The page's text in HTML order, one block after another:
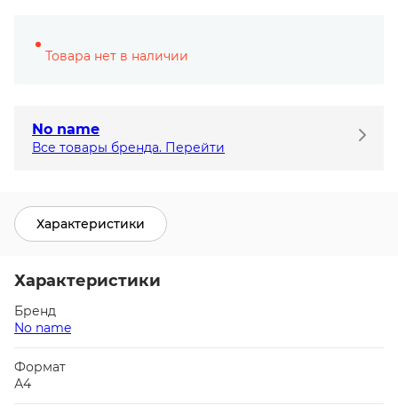
Товара нет в наличии
No name
Все товары бренда. Перейти
Характеристики
Характеристики
Бренд
No name
Формат
А4